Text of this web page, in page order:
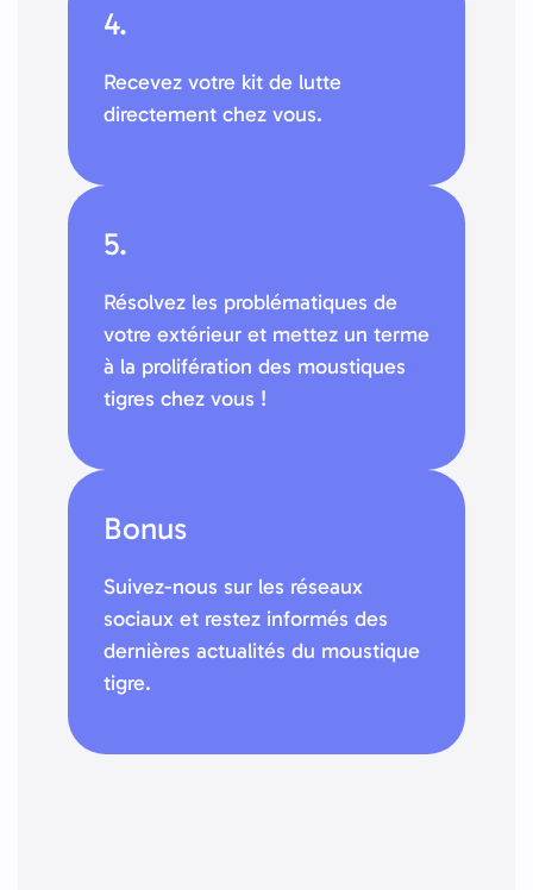
4.
Recevez votre kit de lutte
directement chez vous.
5.
Résolvez les problématiques de
votre extérieur et mettez un terme
à la prolifération des moustiques
tigres chez vous !
Bonus
Suivez-nous sur les réseaux
sociaux et restez informés des
dernières actualités du moustique
tigre.